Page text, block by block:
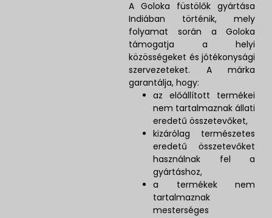
A Goloka füstölők gyártása
Indiában történik, mely
folyamat során a Goloka
támogatja a helyi
közösségeket és jótékonysági
szervezeteket. A márka
garantálja, hogy:
az előállított termékei
nem tartalmaznak állati
eredetű összetevőket,
kizárólag természetes
eredetű összetevőket
használnak fel a
gyártáshoz,
a termékek nem
tartalmaznak
mesterséges